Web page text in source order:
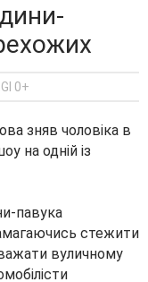
0+
зняв чоловіка в
на одній із
павука
стежити
вуличному